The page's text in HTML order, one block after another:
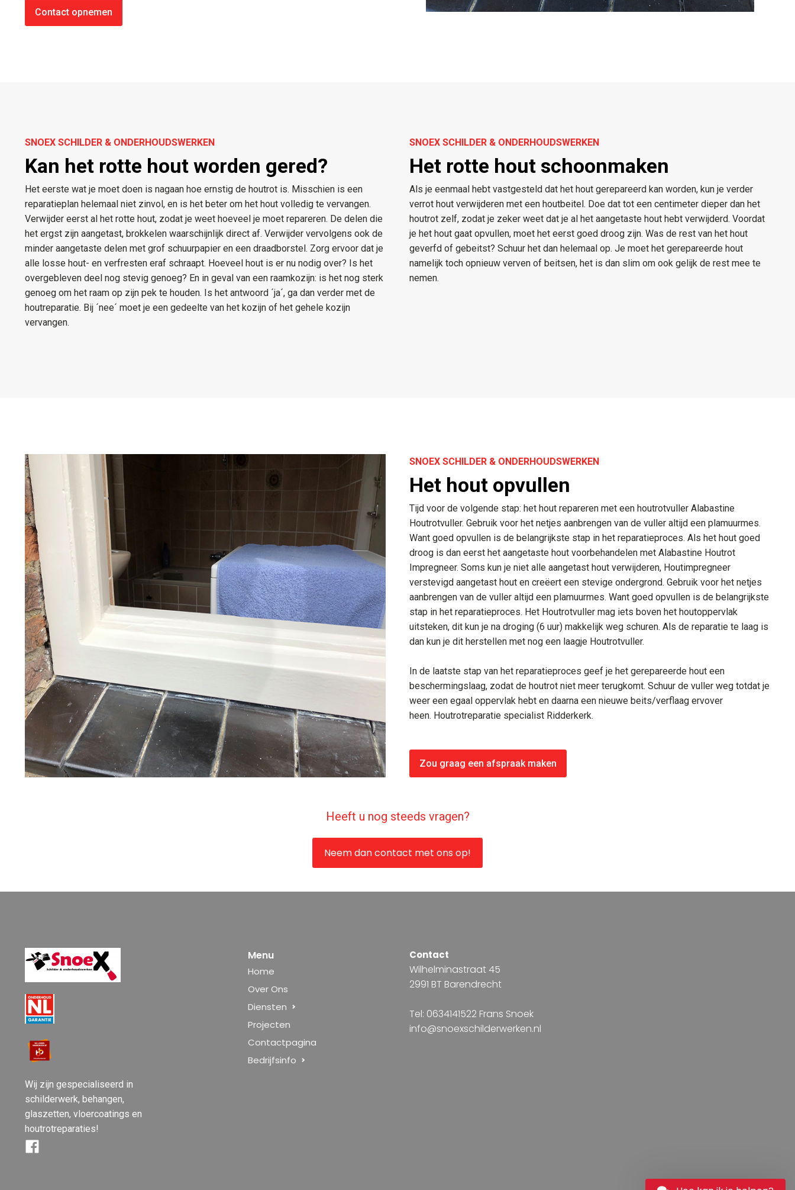
Contact opnemen
SNOEX SCHILDER & ONDERHOUDSWERKEN
Kan het rotte hout worden gered?
Het eerste wat je moet doen is nagaan hoe ernstig de houtrot is. Misschien is een
reparatieplan helemaal niet zinvol, en is het beter om het hout volledig te vervangen.
Verwijder eerst al het rotte hout, zodat je weet hoeveel je moet repareren. De delen die
het ergst zijn aangetast, brokkelen waarschijnlijk direct af. Verwijder vervolgens ook de
minder aangetaste delen met grof schuurpapier en een draadborstel. Zorg ervoor dat je
alle losse hout- en verfresten eraf schraapt. Hoeveel hout is er nu nodig over? Is het
overgebleven deel nog stevig genoeg? En in geval van een raamkozijn: is het nog sterk
genoeg om het raam op zijn pek te houden. Is het antwoord ´ja´, ga dan verder met de
houtreparatie. Bij ´nee´ moet je een gedeelte van het kozijn of het gehele kozijn
vervangen.
SNOEX SCHILDER & ONDERHOUDSWERKEN
Het rotte hout schoonmaken
​Als je eenmaal hebt vastgesteld dat het hout gerepareerd kan worden, kun je verder
verrot hout verwijderen met een houtbeitel. Doe dat tot een centimeter dieper dan het
houtrot zelf, zodat je zeker weet dat je al het aangetaste hout hebt verwijderd. Voordat
je het hout gaat opvullen, moet het eerst goed droog zijn. Was de rest van het hout
geverfd of gebeitst? Schuur het dan helemaal op. Je moet het gerepareerde hout
namelijk toch opnieuw verven of beitsen, het is dan slim om ook gelijk de rest mee te
nemen.
SNOEX SCHILDER & ONDERHOUDSWERKEN
Het hout opvullen
Tijd voor de volgende stap: het hout repareren met een houtrotvuller Alabastine
Houtrotvuller. Gebruik voor het netjes aanbrengen van de vuller altijd een plamuurmes.
Want goed opvullen is de belangrijkste stap in het reparatieproces. Als het hout goed
droog is dan eerst het aangetaste hout voorbehandelen met Alabastine Houtrot
Impregneer. Soms kun je niet alle aangetast hout verwijderen, Houtimpregneer
verstevigd aangetast hout en creëert een stevige ondergrond. Gebruik voor het netjes
aanbrengen van de vuller altijd een plamuurmes. Want goed opvullen is de belangrijkste
stap in het reparatieproces. Het Houtrotvuller mag iets boven het houtoppervlak
uitsteken, dit kun je na droging (6 uur) makkelijk weg schuren. Als de reparatie te laag is
dan kun je dit herstellen met nog een laagje Houtrotvuller.
In de laatste stap van het reparatieproces geef je het gerepareerde hout een
beschermingslaag, zodat de houtrot niet meer terugkomt. Schuur de vuller weg totdat je
weer een egaal oppervlak hebt en daarna een nieuwe beits/verflaag ervover
heen. Houtrotreparatie specialist Ridderkerk.
Zou graag een afspraak maken
Heeft u nog steeds vragen?
Neem dan contact met ons op!
Wij zijn gespecialiseerd in
schilderwerk, behangen,
glaszetten, vloercoatings en
houtrotreparaties!
Menu
Home
Over Ons
Diensten
Projecten
Contactpagina
Bedrijfsinfo
Contact
Wilhelminastraat 45
2991 BT Barendrecht
Tel: 0634141522 Frans Snoek
info@snoexschilderwerken.nl